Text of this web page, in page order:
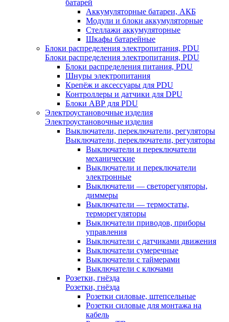
батарей
Аккумуляторные батареи, АКБ
Модули и блоки аккумуляторные
Стеллажи аккумуляторные
Шкафы батарейные
Блоки распределения электропитания, PDU
Блоки распределения электропитания, PDU
Блоки распределения питания, PDU
Шнуры электропитания
Крепёж и аксессуары для PDU
Контроллеры и датчики для DPU
Блоки АВР для PDU
Электроустановочные изделия
Электроустановочные изделия
Выключатели, переключатели, регуляторы
Выключатели, переключатели, регуляторы
Выключатели и переключатели
механические
Выключатели и переключатели
электронные
Выключатели — светорегуляторы,
диммеры
Выключатели — термостаты,
терморегуляторы
Выключатели приводов, приборы
управления
Выключатели с датчиками движения
Выключатели сумеречные
Выключатели с таймерами
Выключатели с ключами
Розетки, гнёзда
Розетки, гнёзда
Розетки силовые, штепсельные
Розетки силовые для монтажа на
кабель